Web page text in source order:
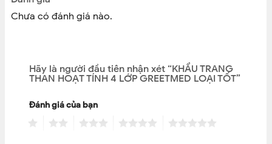
Dyoxit Nito (NO2),…
+ 3 lớp giấy : bảo vệ sức khỏe con người chống không
GIÁ SỈ 1 THÙNG LIÊN HỆ
Chưa có đánh giá nào.
Hãy là người đầu tiên nhận xét “KHẨU TRANG
THAN HOẠT TÍNH 4 LỚP GREETMED LOẠI TỐT”
Đánh giá của bạn